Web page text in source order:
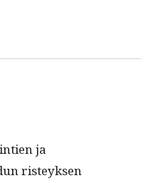
ja
risteyk­sen